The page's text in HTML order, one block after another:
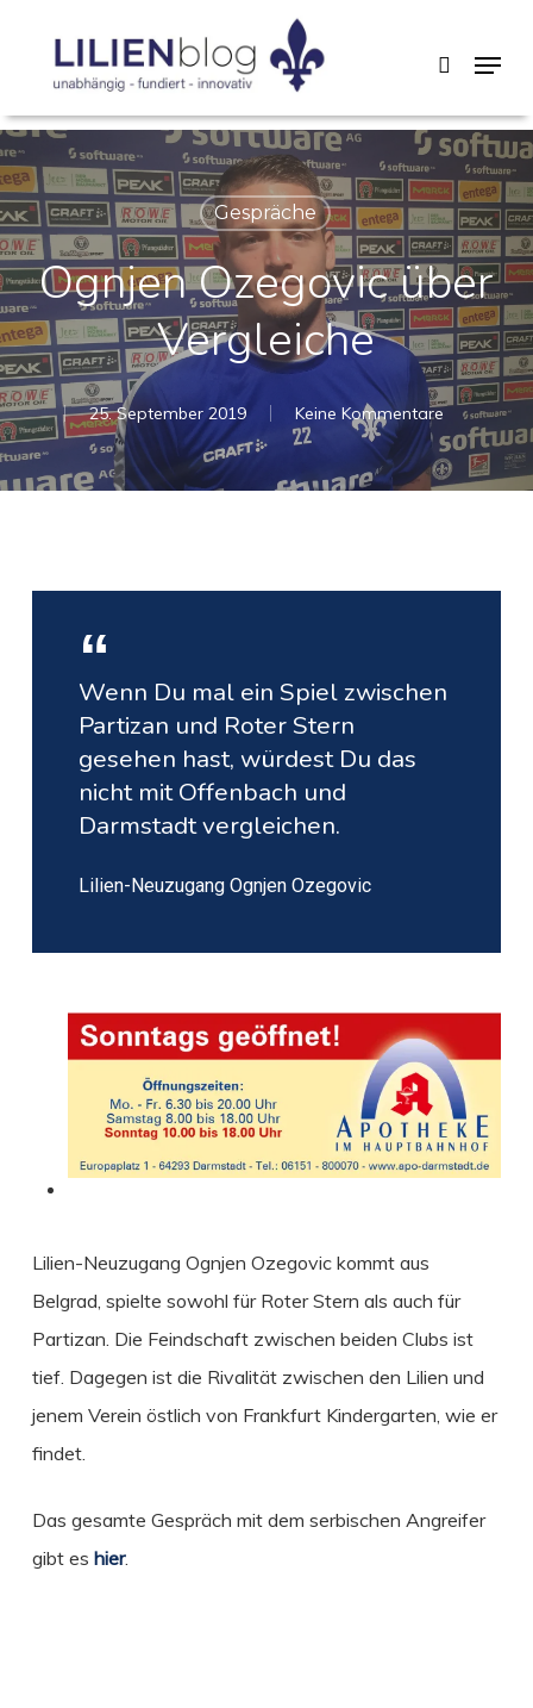
content
search
Menu
Gespräche
Ognjen Ozegovic über
Vergleiche
25. September 2019 Keine Kommentare
Wenn Du mal ein Spiel zwischen
Partizan und Roter Stern
gesehen hast, würdest Du das
nicht mit Offenbach und
Darmstadt vergleichen.
Lilien-Neuzugang Ognjen Ozegovic
Lilien-Neuzugang Ognjen Ozegovic kommt aus
Belgrad, spielte sowohl für Roter Stern als auch für
Partizan. Die Feindschaft zwischen beiden Clubs ist
tief. Dagegen ist die Rivalität zwischen den Lilien und
jenem Verein östlich von Frankfurt Kindergarten, wie er
findet.
Das gesamte Gespräch mit dem serbischen Angreifer
gibt es hier.